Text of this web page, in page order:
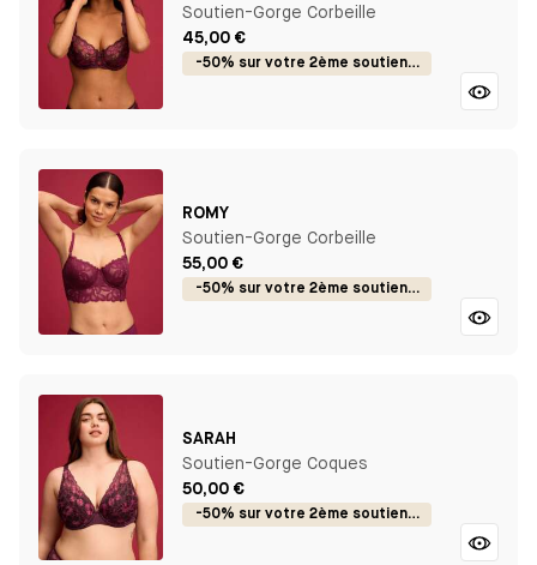
Soutien-Gorge Corbeille
45,00 €
-50% sur votre 2ème soutien-gorge
ROMY
Soutien-Gorge Corbeille
55,00 €
-50% sur votre 2ème soutien-gorge
SARAH
Soutien-Gorge Coques
50,00 €
-50% sur votre 2ème soutien-gorge